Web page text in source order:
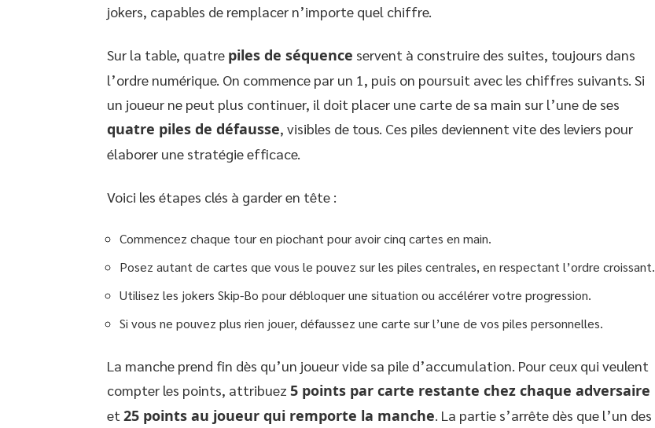
jokers, capables de remplacer n’importe quel chiffre.
Sur la table, quatre piles de séquence servent à construire des suites, toujours dans
l’ordre numérique. On commence par un 1, puis on poursuit avec les chiffres suivants. Si
un joueur ne peut plus continuer, il doit placer une carte de sa main sur l’une de ses
quatre piles de défausse, visibles de tous. Ces piles deviennent vite des leviers pour
élaborer une stratégie efficace.
Voici les étapes clés à garder en tête :
Commencez chaque tour en piochant pour avoir cinq cartes en main.
Posez autant de cartes que vous le pouvez sur les piles centrales, en respectant l’ordre croissant.
Utilisez les jokers Skip-Bo pour débloquer une situation ou accélérer votre progression.
Si vous ne pouvez plus rien jouer, défaussez une carte sur l’une de vos piles personnelles.
La manche prend fin dès qu’un joueur vide sa pile d’accumulation. Pour ceux qui veulent
compter les points, attribuez 5 points par carte restante chez chaque adversaire
et 25 points au joueur qui remporte la manche . La partie s’arrête dès que l’un des